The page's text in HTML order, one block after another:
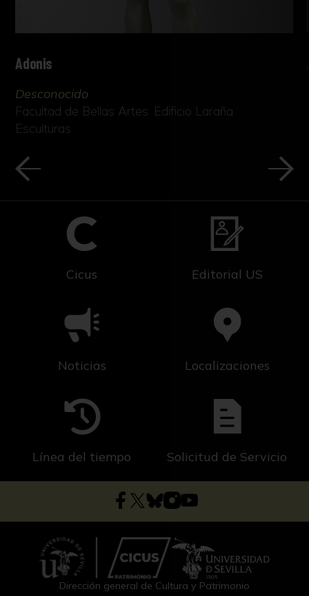
Adonis
Desconocido
Facultad de Bellas Artes. Edificio Laraña
Esculturas
Cicus Editorial US
Noticias Localizaciones
Línea del tiempo Solicitud de Servicio
Dirección general de Cultura y Patrimonio